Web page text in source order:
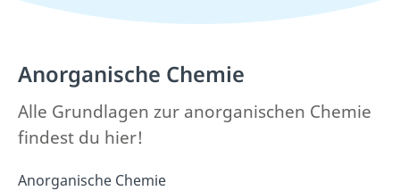
Anorganische Chemie
Alle Grundlagen zur anorganischen Chemie
findest du hier!
Anorganische Chemie